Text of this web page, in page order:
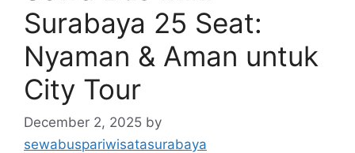
Surabaya 25 Seat:
Nyaman & Aman untuk
City Tour
December 2, 2025 by
sewabuspariwisatasurabaya